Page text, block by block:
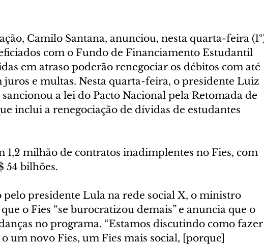
Camilo Santana, anunciou, nesta quarta-feira
com o Fundo de Financiamento Estudantil
em atraso poderão renegociar os débitos com até
juros e multas. Nesta quarta-feira, o presidente Luiz
a lei do Pacto Nacional pela Retomada de
inclui a renegociação de dívidas de estudantes
1,2 milhão de contratos inadimplentes no Fies, com
54 bilhões.
presidente Lula na rede social X, o ministro
o Fies “se burocratizou demais” e anuncia que o
no programa. “Estamos discutindo como fazer
um novo Fies, um Fies mais social, [porque]